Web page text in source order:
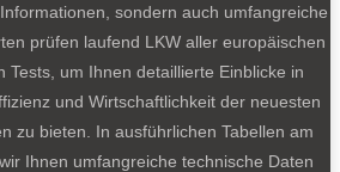
sondern auch umfangreiche
prüfen laufend LKW aller europäischen
Tests, um Ihnen detaillierte Einblicke in
und Wirtschaftlichkeit der neuesten
zu bieten. In ausführlichen Tabellen am
Ihnen umfangreiche technische Daten